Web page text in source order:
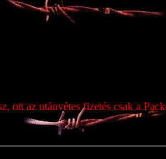
a megjelenő címek közül a
az utánvétes fizetés csak a